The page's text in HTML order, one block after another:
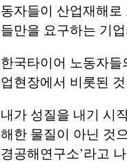
동자들이 산업재해
들만을 요구하는 기
한국타이어 노동자들
업현장에서 비롯된
내가 성질을 내기 시
해한 물질이 아닌 것
경공해연구소’라고